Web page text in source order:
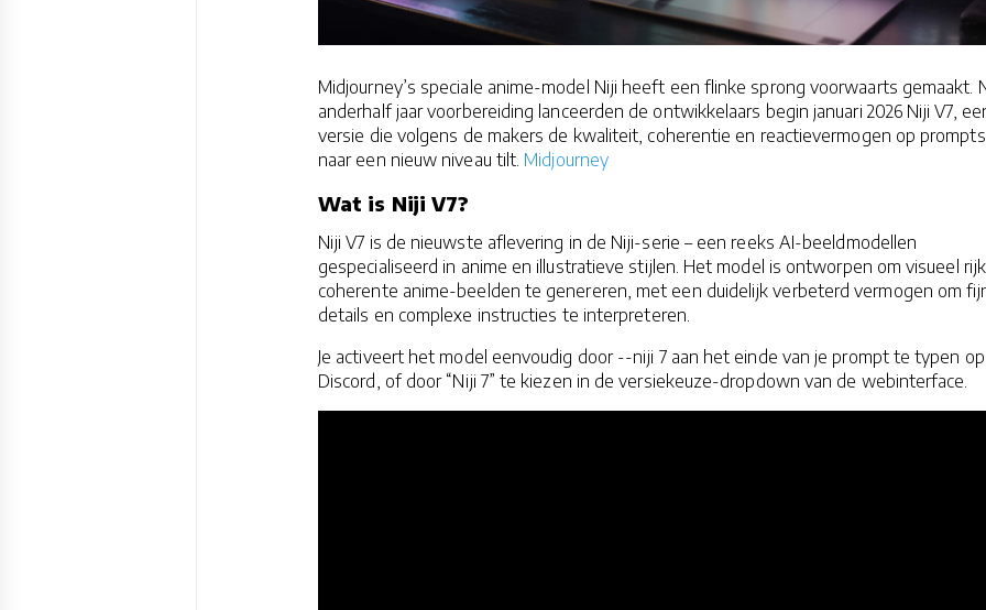
Midjourney’s speciale anime-model Niji heeft een flinke sprong voorwaarts gemaakt.
anderhalf jaar voorbereiding lanceerden de ontwikkelaars begin januari 2026 Niji V7,
versie die volgens de makers de kwaliteit, coherentie en reactievermogen op prompts
naar een nieuw niveau tilt. Midjourney
Wat is Niji V7?
Niji V7 is de nieuwste aflevering in de Niji-serie – een reeks AI-beeldmodellen
gespecialiseerd in anime en illustratieve stijlen. Het model is ontworpen om visueel
coherente anime-beelden te genereren, met een duidelijk verbeterd vermogen om
details en complexe instructies te interpreteren.
Je activeert het model eenvoudig door --niji 7 aan het einde van je prompt te typen op
Discord, of door “Niji 7” te kiezen in de versiekeuze-dropdown van de webinterface.